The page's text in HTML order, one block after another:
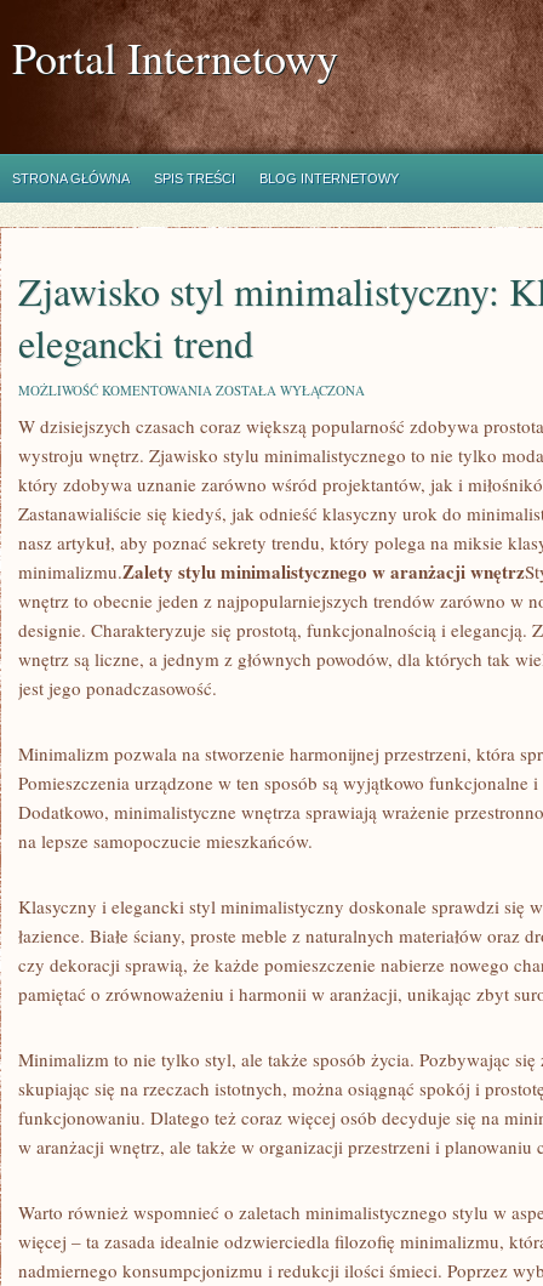
Portal Internetowy
STRONA GŁÓWNA SPIS TREŚCI BLOG INTERNETOWY
Zjawisko styl minimalistyczny:
elegancki trend
MOŻLIWOŚĆ KOMENTOWANIA ZJAWISKO
MINIMALISTYCZNY:
KLASYCZNY
I
ELEGANCKI
ZOSTAŁA WYŁĄCZONA
W dzisiejszych czasach coraz większą popularność zdobywa⁢
wystroju wnętrz. Zjawisko stylu minimalistycznego to nie tylko
⁢który zdobywa uznanie zarówno wśród ⁤projektantów, jak i
Zastanawialiście się kiedyś,‌ jak odnieść klasyczny urok do
nasz artykuł, aby poznać sekrety trendu, który polega na miksie
minimalizmu.Zalety stylu minimalistycznego w aranżacji wnętrz
wnętrz to obecnie jeden z⁣ najpopularniejszych trendów zarówno w
‍designie. Charakteryzuje się prostotą, funkcjonalnością i elegancją.
wnętrz są liczne, a jednym z ⁢głównych powodów, dla których tak
jest‍ jego ponadczasowość.
Minimalizm pozwala ​na stworzenie harmonijnej przestrzeni, która
Pomieszczenia ⁤urządzone w ten ‌sposób⁣ są wyjątkowo funkcjonalne
⁣Dodatkowo, minimalistyczne wnętrza‍ sprawiają wrażenie
na lepsze samopoczucie mieszkańców.
Klasyczny i elegancki styl‌ minimalistyczny doskonale sprawdzi się‌
łazience. ‌Białe ściany, proste meble z‍ naturalnych‍ materiałów​ oraz
czy dekoracji sprawią, że każde pomieszczenie nabierze nowego
pamiętać o zrównoważeniu i ⁢harmonii⁣ w aranżacji, ⁣unikając zbyt
Minimalizm to nie tylko styl, ale także sposób życia. Pozbywając
skupiając się na rzeczach istotnych, można osiągnąć​ spokój⁢ i⁣
funkcjonowaniu. Dlatego też ⁢coraz więcej osób decyduje się na
w aranżacji wnętrz, ale także w organizacji przestrzeni i ‍planowaniu
Warto również wspomnieć‍ o zaletach minimalistycznego stylu w⁢
więcej –⁢ ta zasada idealnie ⁤odzwierciedla filozofię minimalizmu,
nadmiernego konsumpcjonizmu i ‌redukcji ilości‍ śmieci. Poprzez